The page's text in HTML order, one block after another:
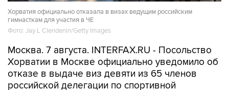
Хорватия официально отказала в визах ведущим российским
гимнасткам для участия в ЧЕ
Фото: Jay L Clendenin/Getty Images
Москва. 7 августа. INTERFAX.RU - Посольство
Хорватии в Москве официально уведомило об
отказе в выдаче виз девяти из 65 членов
российской делегации по спортивной